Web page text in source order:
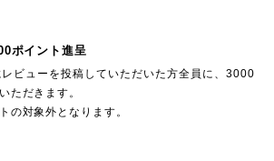
ポイント進呈
ビューを投稿していただいた方全員に、3000
ただきます。
の対象外となります。